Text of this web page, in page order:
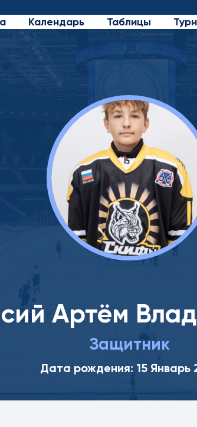
Календарь Таблицы
Артём
Защитник
Дата рождения: 15 Январь